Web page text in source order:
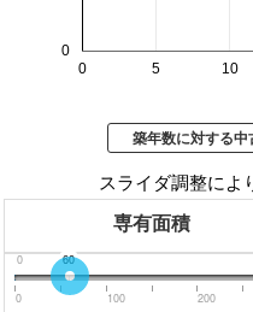
0 5 10
0
築年数に対する
スライダ調整によ
専有面積
0 60
0 100 200